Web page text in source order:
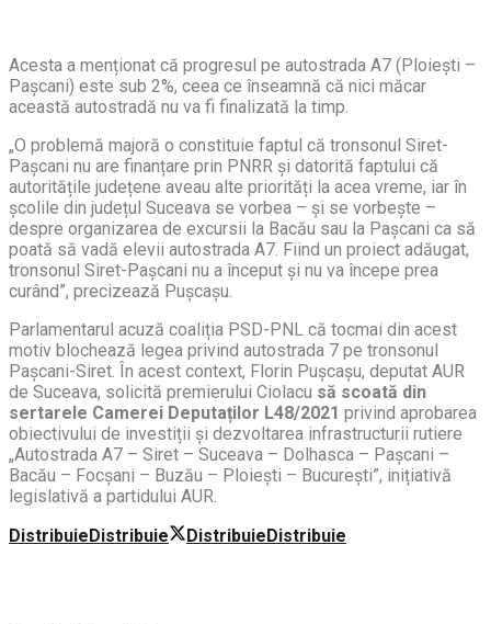
Acesta a menționat că progresul pe autostrada A7 (Ploiești –
Pașcani) este sub 2%, ceea ce înseamnă că nici măcar
această autostradă nu va fi finalizată la timp.
„O problemă majoră o constituie faptul că tronsonul Siret-
Pașcani nu are finanțare prin PNRR și datorită faptului că
autoritățile județene aveau alte priorități la acea vreme, iar în
școlile din județul Suceava se vorbea – și se vorbește –
despre organizarea de excursii la Bacău sau la Pașcani ca să
poată să vadă elevii autostrada A7. Fiind un proiect adăugat,
tronsonul Siret-Pașcani nu a început și nu va începe prea
curând”, precizează Pușcașu.
Parlamentarul acuză coaliția PSD-PNL că tocmai din acest
motiv blochează legea privind autostrada 7 pe tronsonul
Pașcani-Siret. În acest context, Florin Pușcașu, deputat AUR
de Suceava, solicită premierului Ciolacu să scoată din
sertarele Camerei Deputaților L48/2021 privind aprobarea
obiectivului de investiții și dezvoltarea infrastructurii rutiere
„Autostrada A7 – Siret – Suceava – Dolhasca – Paşcani –
Bacău – Focșani – Buzău – Ploiești – Bucureşti”, inițiativă
legislativă a partidului AUR.
DistribuieDistribuie DistribuieDistribuie